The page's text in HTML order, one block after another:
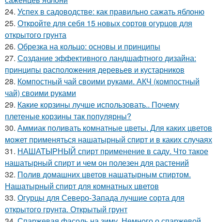
24. Успех в садоводстве: как правильно сажать яблоню
25. Откройте для себя 15 новых сортов огурцов для
открытого грунта
26. Обрезка на кольцо: основы и принципы
27. Создание эффективного ландшафтного дизайна:
принципы расположения деревьев и кустарников
28. Компостный чай своими руками. АКЧ (компостный
чай) своими руками
29. Какие корзины лучше использовать.. Почему
плетеные корзины так популярны?
30. Аммиак поливать комнатные цветы. Для каких цветов
может применяться нашатырный спирт и в каких случаях
31. НАШАТЫРНЫЙ спирт применение в саду. Что такое
нашатырный спирт и чем он полезен для растений
32. Полив домашних цветов нашатырным спиртом.
Нашатырный спирт для комнатных цветов
33. Огурцы для Северо-Запада лучшие сорта для
открытого грунта. Открытый грунт